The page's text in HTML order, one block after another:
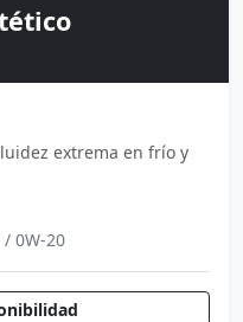
extrema en frío y
/ 0W-20